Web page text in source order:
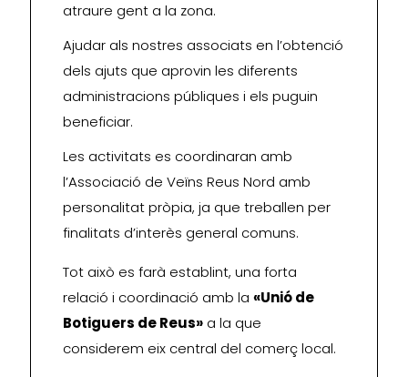
atraure gent a la zona.
Ajudar als nostres associats en l’obtenció
dels ajuts que aprovin les diferents
administracions públiques i els puguin
beneficiar.
Les activitats es coordinaran amb
l’Associació de Veïns Reus Nord amb
personalitat pròpia, ja que treballen per
finalitats d’interès general comuns.
Tot això es farà establint, una forta
relació i coordinació amb la «Unió de
Botiguers de Reus» a la que
considerem eix central del comerç local.